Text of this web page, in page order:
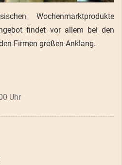
Wochenmarktprodukte
findet vor allem bei den
Firmen großen Anklang.
Uhr